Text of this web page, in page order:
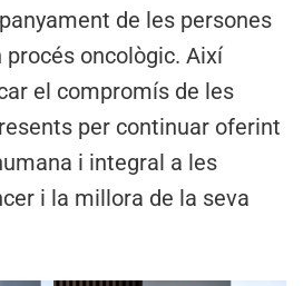
de les persones
procés oncològic. Així
el compromís de les
per continuar oferint
i integral a les
i la millora de la seva